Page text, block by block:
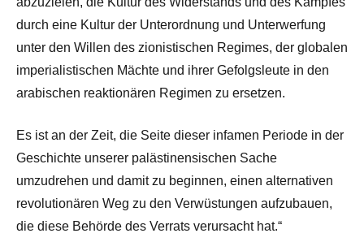
durch eine Kultur der Unterordnung und Unterwerfung
unter den Willen des zionistischen Regimes, der globalen
imperialistischen Mächte und ihrer Gefolgsleute in den
arabischen reaktionären Regimen zu ersetzen.
Es ist an der Zeit, die Seite dieser infamen Periode in der
Geschichte unserer palästinensischen Sache
umzudrehen und damit zu beginnen, einen alternativen
revolutionären Weg zu den Verwüstungen aufzubauen,
die diese Behörde des Verrats verursacht hat.“